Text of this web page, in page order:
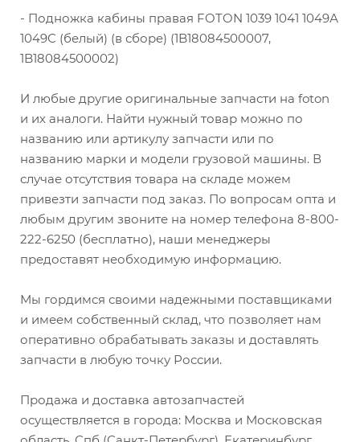
- Подножка кабины правая FOTON 1039 1041 1049А
1049С (белый) (в сборе) (1B18084500007,
1B18084500002)
И любые другие оригинальные запчасти на foton
и их аналоги. Найти нужный товар можно по
названию или артикулу запчасти или по
названию марки и модели грузовой машины. В
случае отсутствия товара на складе можем
привезти запчасти под заказ. По вопросам опта и
любым другим звоните на номер телефона 8-800-
222-6250 (бесплатно), наши менеджеры
предоставят необходимую информацию.
Мы гордимся своими надежными поставщиками
и имеем собственный склад, что позволяет нам
оперативно обрабатывать заказы и доставлять
запчасти в любую точку России.
Продажа и доставка автозапчастей
осуществляется в города: Москва и Московская